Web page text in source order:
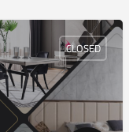
CLOSED